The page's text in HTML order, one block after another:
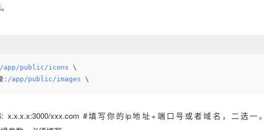
app/public/icons \
:/app/public/images \
x.x.x.x:3000/xxx.com #填写你的ip地址+端口号或者域名，二选一